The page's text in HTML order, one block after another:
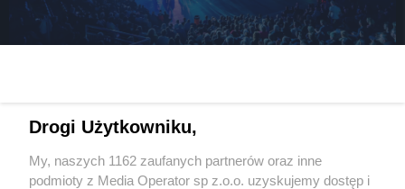
aranżacje i niezwykła oprawa wizualna. 24
Wydawca mediów lokalnych
Drogi Użytkowniku,
My, naszych 1162 zaufanych partnerów oraz inne
podmioty z Media Operator sp z.o.o. uzyskujemy dostęp i